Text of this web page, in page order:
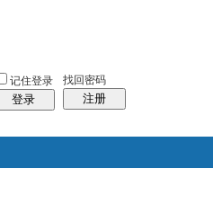
记住登录
登录
找回密码
注册